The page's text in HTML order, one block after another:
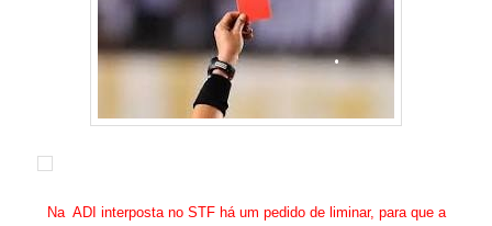
Na ADI interposta no STF há um pedido de liminar, para que a